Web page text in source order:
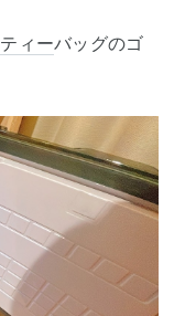
ティーバッグのゴ